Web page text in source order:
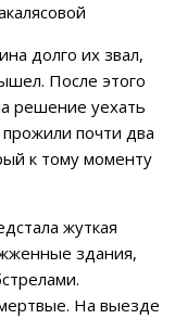
долго их звал,
После этого
решение уехать
почти два
к тому моменту
жуткая
здания,
На выезде